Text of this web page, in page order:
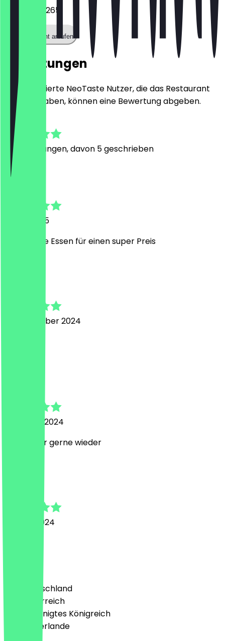
042167359265
Restaurant anrufen
Bewertungen
Nur registrierte NeoTaste Nutzer, die das Restaurant
besucht haben, können eine Bewertung abgeben.
4.9
Bewertungen, davon 5 geschrieben
19. Mai 2025
Echt klasse Essen für einen super Preis
30. Dezember 2024
15. August 2024
Alles super gerne wieder
15. April 2024
🇩🇪 Deutschland
🇦🇹 Österreich
🇬🇧 Vereinigtes Königreich
🇳🇱 Niederlande